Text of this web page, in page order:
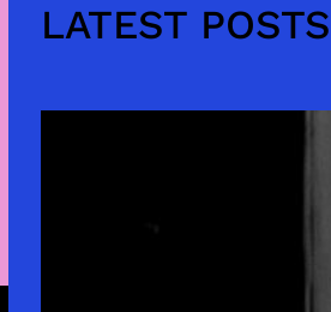
LATEST POSTS